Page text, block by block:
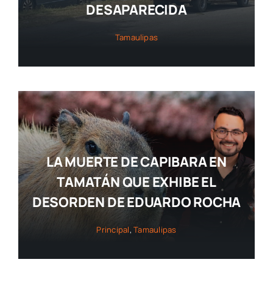
DESAPARECIDA
Tamaulipas
LA MUERTE DE CAPIBARA EN
TAMATÁN QUE EXHIBE EL
DESORDEN DE EDUARDO ROCHA
Principal,Tamaulipas